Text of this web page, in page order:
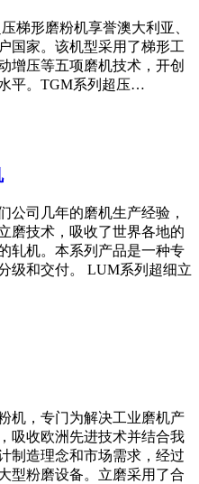
梯形磨粉机享誉澳大利亚、
国家。该机型采用了梯形工
增压等五项磨机技术，开创
平。TGM系列超压…
公司几年的磨机生产经验，
磨技术，吸收了世界各地的
轧机。本系列产品是一种专
级和交付。 LUM系列超细立
机，专门为解决工业磨机产
吸收欧洲先进技术并结合我
制造理念和市场需求，经过
型粉磨设备。立磨采用了合